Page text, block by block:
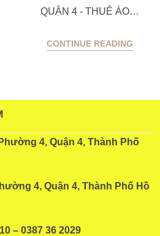
QUẬN 4 - THUÊ ÁO…
CONTINUE READING
4, Quận 4, Thành Phố
4, Quận 4, Thành Phố Hồ
– 0387 36 2029